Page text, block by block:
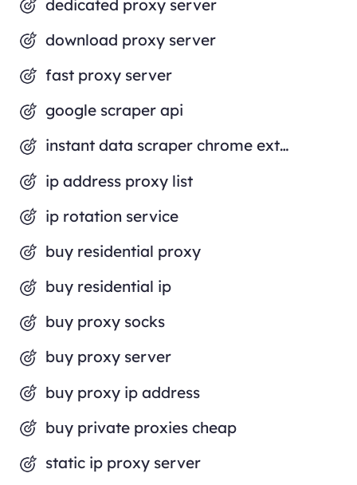
dedicated proxy server
download proxy server
fast proxy server
google scraper api
instant data scraper chrome extension
ip address proxy list
ip rotation service
buy residential proxy
buy residential ip
buy proxy socks
buy proxy server
buy proxy ip address
buy private proxies cheap
static ip proxy server